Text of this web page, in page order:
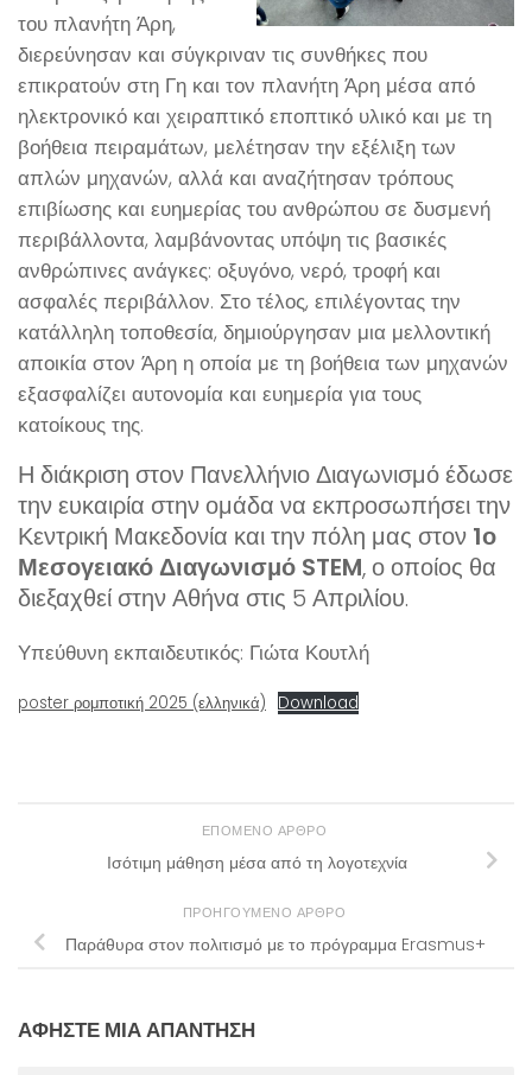
του πλανήτη Άρη,
διερεύνησαν και σύγκριναν τις συνθήκες που
επικρατούν στη Γη και τον πλανήτη Άρη μέσα από
ηλεκτρονικό και χειραπτικό εποπτικό υλικό και με τη
βοήθεια πειραμάτων, μελέτησαν την εξέλιξη των
απλών μηχανών, αλλά και αναζήτησαν τρόπους
επιβίωσης και ευημερίας του ανθρώπου σε δυσμενή
περιβάλλοντα, λαμβάνοντας υπόψη τις βασικές
ανθρώπινες ανάγκες: οξυγόνο, νερό, τροφή και
ασφαλές περιβάλλον. Στο τέλος, επιλέγοντας την
κατάλληλη τοποθεσία, δημιούργησαν μια μελλοντική
αποικία στον Άρη η οποία με τη βοήθεια των μηχανών
εξασφαλίζει αυτονομία και ευημερία για τους
κατοίκους της.
Η διάκριση στον Πανελλήνιο Διαγωνισμό έδωσε
την ευκαιρία στην ομάδα να εκπροσωπήσει την
Κεντρική Μακεδονία και την πόλη μας στον 1ο
Μεσογειακό Διαγωνισμό STEM, ο οποίος θα
διεξαχθεί στην Αθήνα στις 5 Απριλίου.
Υπεύθυνη εκπαιδευτικός: Γιώτα Κουτλή
poster ρομποτική 2025 (ελληνικά) Download
ΕΠΌΜΕΝΟ ΆΡΘΡΟ
Ισότιμη μάθηση μέσα από τη λογοτεχνία
ΠΡΟΗΓΟΎΜΕΝΟ ΆΡΘΡΟ
Παράθυρα στον πολιτισμό με το πρόγραμμα Erasmus+
ΑΦΉΣΤΕ ΜΙΑ ΑΠΆΝΤΗΣΗ